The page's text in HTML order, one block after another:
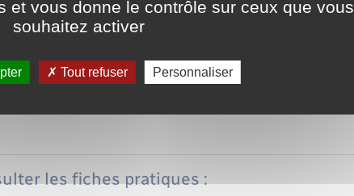
le domicile ou la profession.
Accéder au formulaire
Ministère chargé de la justice
les fiches pratiques :
et vous donne le contrôle sur ceux que vous
souhaitez activer
Tout refuser Personnaliser